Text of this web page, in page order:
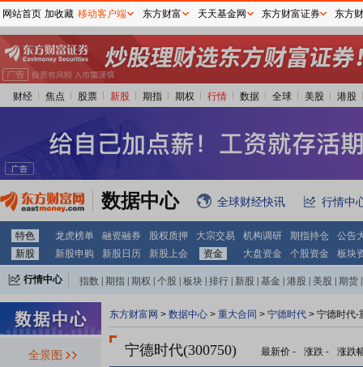
财经 焦点 股票 新股 期指 期权 行情 数据 全球 美股 港股
数据中心 全球财经快讯 行情中
特色 龙虎榜单 融资融券 股权质押 大宗交易 机构调研 期指持仓
公告
新股
新股申购 新股日历 新股上会 资金 大盘资金 个股资金 板块
行情中心 指数 期指 期权 个股 板块 排行 新股 基金 港股 美股 期货
全景图
东方财富网 > 数据中心 > 重大合同 > 宁德时代 > 宁德时代-
宁德时代(300750) 最新价 - 涨跌 - 涨跌
网站首页 加收藏 移动客户端 东方财富 天天基金网 东方财富证券 东方